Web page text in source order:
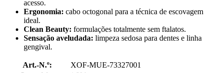
acesso.
Ergonomia: cabo octogonal para a técnica de escovagem
ideal.
Clean Beauty: formulações totalmente sem ftalatos.
Sensação aveludada: limpeza sedosa para dentes e linha
gengival.
Art.-N.º:
XOF-MUE-73327001